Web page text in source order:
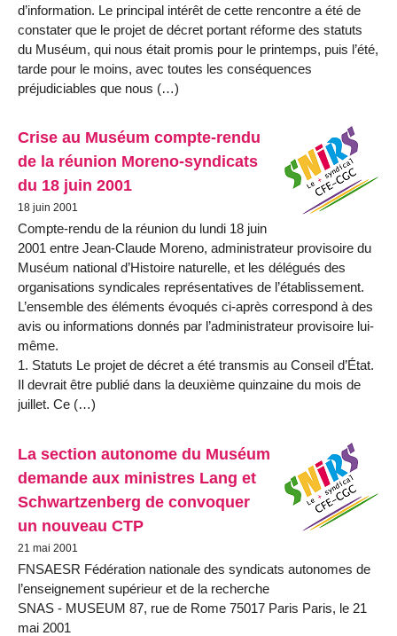
d’information. Le principal intérêt de cette rencontre a été de
constater que le projet de décret portant réforme des statuts
du Muséum, qui nous était promis pour le printemps, puis l’été,
tarde pour le moins, avec toutes les conséquences
préjudiciables que nous (…)
Crise au Muséum compte-rendu
de la réunion Moreno-syndicats
du 18 juin 2001
18 juin 2001
Compte-rendu de la réunion du lundi 18 juin
2001 entre Jean-Claude Moreno, administrateur provisoire du
Muséum national d’Histoire naturelle, et les délégués des
organisations syndicales représentatives de l’établissement.
L’ensemble des éléments évoqués ci-après correspond à des
avis ou informations donnés par l’administrateur provisoire lui-
même.
1. Statuts Le projet de décret a été transmis au Conseil d’État.
Il devrait être publié dans la deuxième quinzaine du mois de
juillet. Ce (…)
La section autonome du Muséum
demande aux ministres Lang et
Schwartzenberg de convoquer
un nouveau CTP
21 mai 2001
FNSAESR Fédération nationale des syndicats autonomes de
l’enseignement supérieur et de la recherche
SNAS - MUSEUM 87, rue de Rome 75017 Paris Paris, le 21
mai 2001